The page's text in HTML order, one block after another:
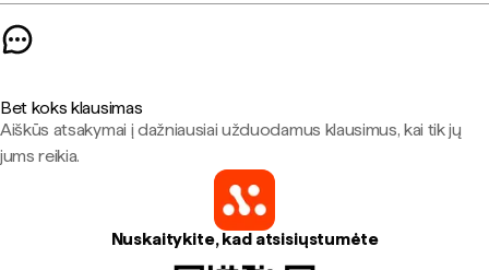
Bet koks klausimas
Aiškūs atsakymai į dažniausiai užduodamus klausimus, kai tik jų
jums reikia.
Nuskaitykite, kad atsisiųstumėte